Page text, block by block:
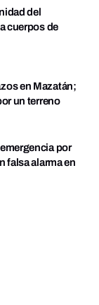
del
cuerpos de
en Mazatán;
un terreno
por
falsa alarma en